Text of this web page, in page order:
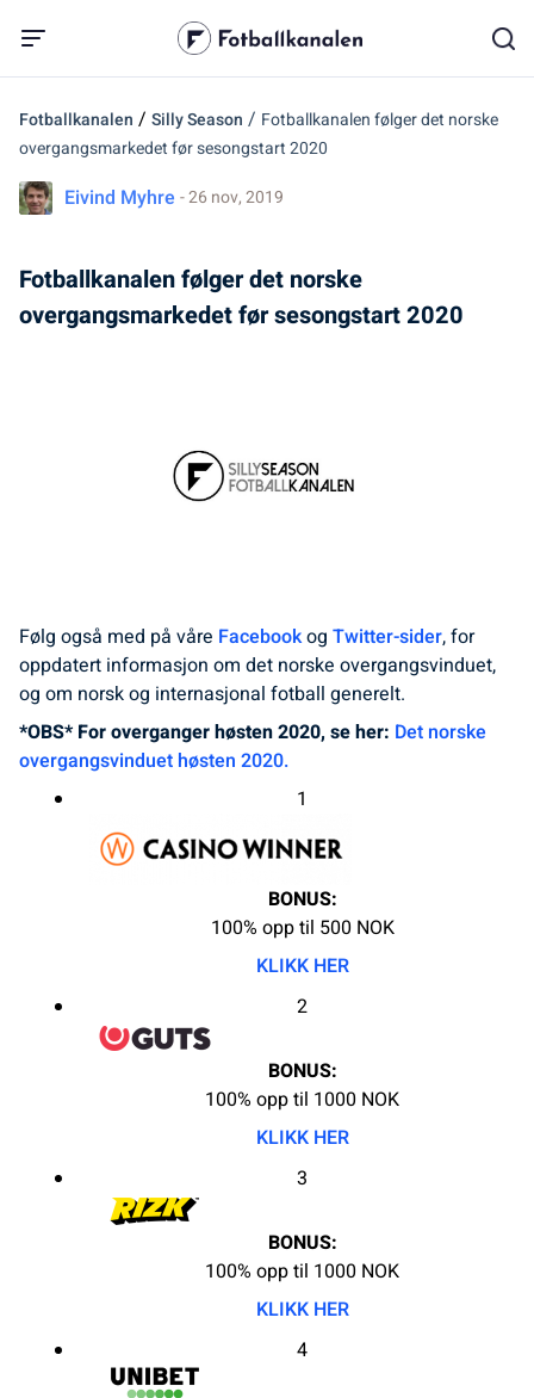
Fotballkanalen / Silly Season / Fotballkanalen følger det norske
overgangsmarkedet før sesongstart 2020
Eivind Myhre - 26 nov, 2019
Fotballkanalen følger det norske
overgangsmarkedet før sesongstart 2020
Følg også med på våre Facebookog Twitter-sider, for
oppdatert informasjon om det norske overgangsvinduet,
og om norsk og internasjonal fotball generelt.
*OBS* For overganger høsten 2020, se her: Det norske
overgangsvinduet høsten 2020.
1
BONUS:
100% opp til 500 NOK
KLIKK HER
2
BONUS:
100% opp til 1000 NOK
KLIKK HER
3
BONUS:
100% opp til 1000 NOK
KLIKK HER
4